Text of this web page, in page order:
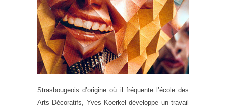
Strasbougeois d’origine où il fréquente l’école des
Arts Décoratifs, Yves Koerkel développe un travail